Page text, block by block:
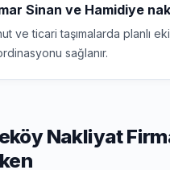
Sinan ve Hamidiye
ve ticari taşımalarda planlı
sağlanır.
Nakliyat